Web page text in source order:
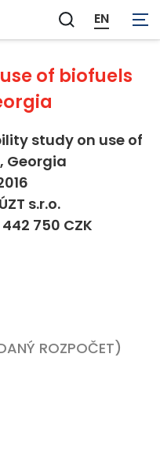
Zobrazit
vyhledávání
EN
Not applicable
of biofuels
study on use of
Georgia
s.r.o.
750 CZK
ROZPOČET)